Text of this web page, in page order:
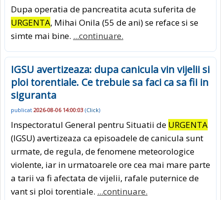
Dupa operatia de pancreatita acuta suferita de
URGENTA, Mihai Onila (55 de ani) se reface si se
simte mai bine. ...continuare.
IGSU avertizeaza: dupa canicula vin vijelii si
ploi torentiale. Ce trebuie sa faci ca sa fii in
siguranta
publicat 2026-08-06 14:00:03 (Click)
Inspectoratul General pentru Situatii de URGENTA
(IGSU) avertizeaza ca episoadele de canicula sunt
urmate, de regula, de fenomene meteorologice
violente, iar in urmatoarele ore cea mai mare parte
a tarii va fi afectata de vijelii, rafale puternice de
vant si ploi torentiale. ...continuare.